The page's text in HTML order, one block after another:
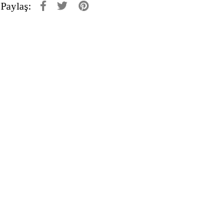
Paylaş: